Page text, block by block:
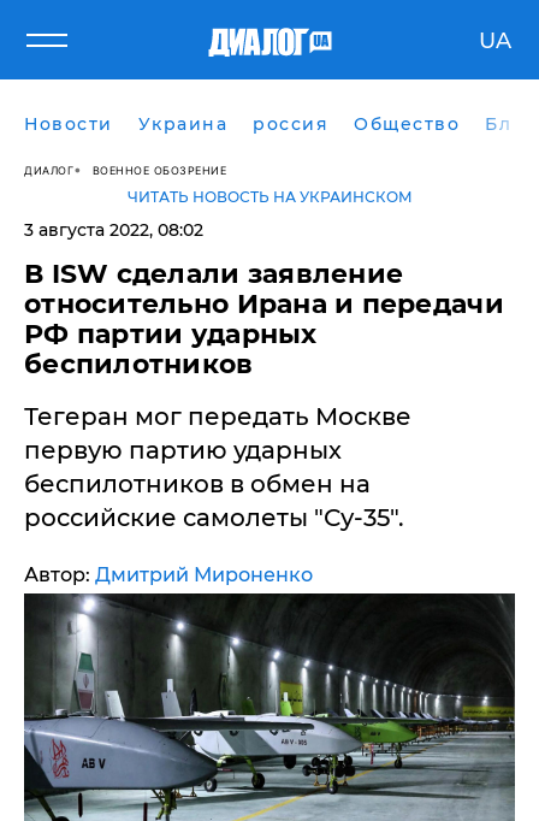
UA
Новости Украина россия Общество
ДИАЛОГ ВОЕННОЕ ОБОЗРЕНИЕ
ЧИТАТЬ НОВОСТЬ НА УКРАИНСКОМ
3 августа 2022, 08:02
​В ISW сделали заявление
относительно Ирана и передачи
РФ партии ударных
беспилотников
Тегеран мог передать Москве
первую партию ударных
беспилотников в обмен на
российские самолеты "Су-35".
Автор: Дмитрий Мироненко